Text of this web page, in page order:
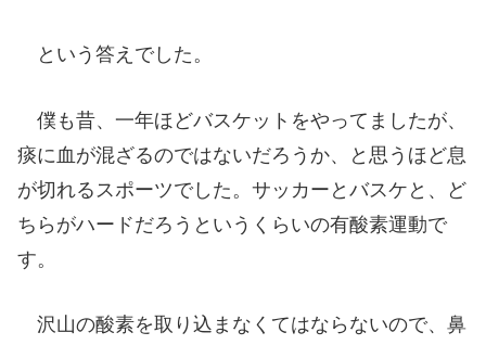
という答えでした。
僕も昔、一年ほどバスケットをやってましたが、
痰に血が混ざるのではないだろうか、と思うほど息
が切れるスポーツでした。サッカーとバスケと、ど
ちらがハードだろうというくらいの有酸素運動で
す。
沢山の酸素を取り込まなくてはならないので、鼻